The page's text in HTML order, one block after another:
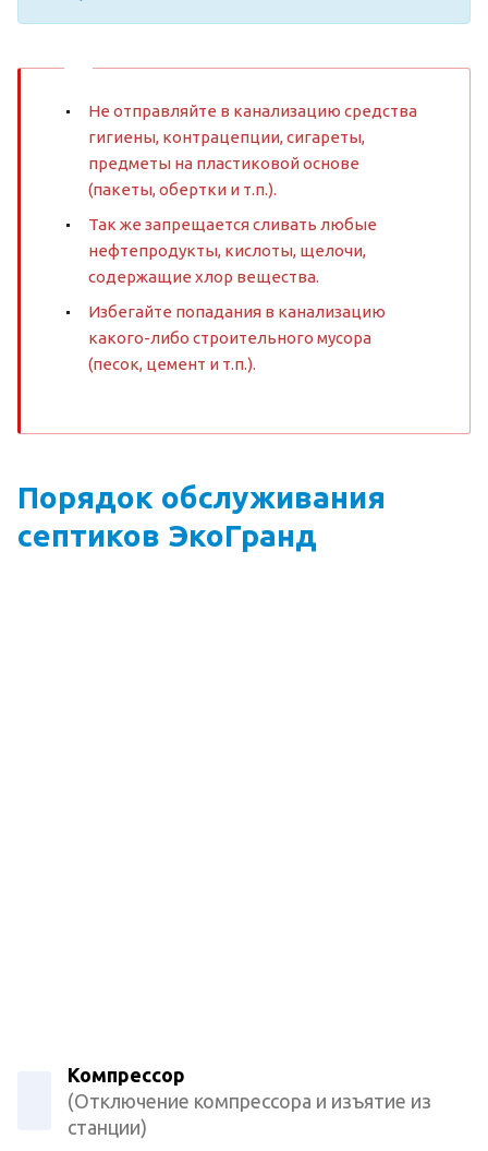
Не отправляйте в канализацию средства
гигиены, контрацепции, сигареты,
предметы на пластиковой основе
(пакеты, обертки и т.п.).
Так же запрещается сливать любые
нефтепродукты, кислоты, щелочи,
содержащие хлор вещества.
Избегайте попадания в канализацию
какого-либо строительного мусора
(песок, цемент и т.п.).
Порядок обслуживания
септиков ЭкоГранд
Компрессор
(Отключение компрессора и изъятие из
станции)